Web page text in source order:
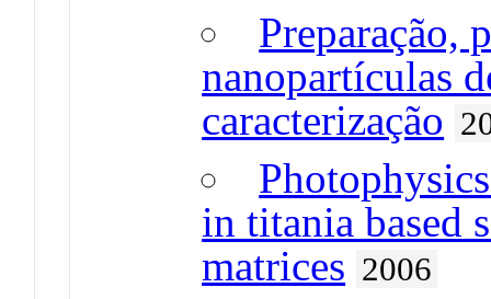
Preparação,
nanopartículas
caracterização
in titania based
matrices 2006